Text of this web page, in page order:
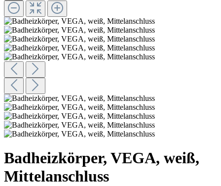
Badheizkörper, VEGA, weiß,
Mittelanschluss